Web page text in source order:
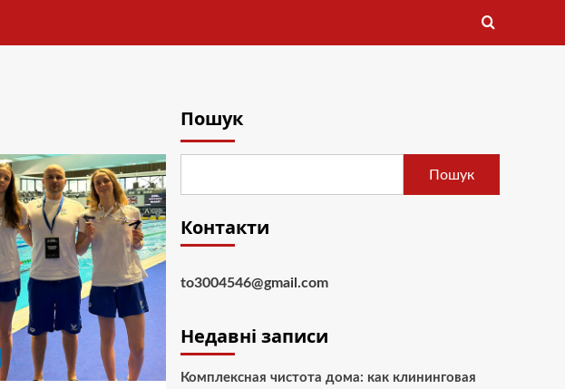
Пошук
Пошук
Контакти
to3004546@gmail.com
Недавні записи
Комплексная чистота дома: как клининговая